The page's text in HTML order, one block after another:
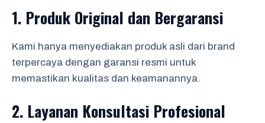
1. Produk Original dan Bergaransi
Kami hanya menyediakan produk asli dari brand
terpercaya dengan garansi resmi untuk
memastikan kualitas dan keamanannya.
2. Layanan Konsultasi Profesional